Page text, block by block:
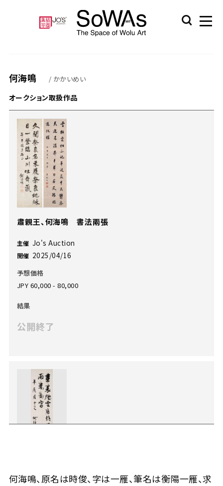
何海鳴 / かかいめい
何海鳴、原名は時俊、字は一雁、筆名は衡陽一雁、求
オークション取扱作品
肅親王、何海鳴 書法兩張
主催 Jo's Auction
開催 2025/04/16
予想価格
JPY 60,000 - 80,000
結果
公開終了
何海鳴 行書七言詩